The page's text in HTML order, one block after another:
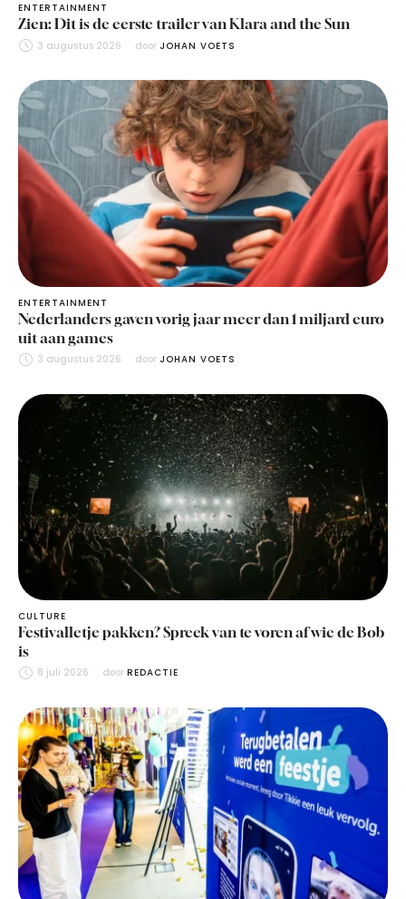
ENTERTAINMENT
Zien: Dit is de eerste trailer van Klara and the Sun
3 augustus 2026 door JOHAN VOETS
ENTERTAINMENT
Nederlanders gaven vorig jaar meer dan 1 miljard euro
uit aan games
3 augustus 2026 door JOHAN VOETS
CULTURE
Festivalletje pakken? Spreek van te voren af wie de Bob
is
8 juli 2026 door REDACTIE